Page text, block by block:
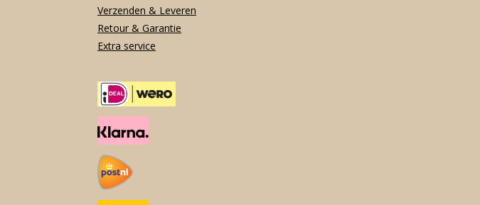
Verzenden & Leveren
Retour & Garantie
Extra service